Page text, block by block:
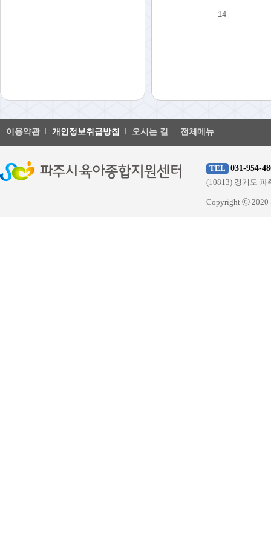
14
이용약관 개인정보취급방침 오시는 길 전체메뉴
TEL 031-954-
(10813) 경기도 파
Copyright ⓒ 2020